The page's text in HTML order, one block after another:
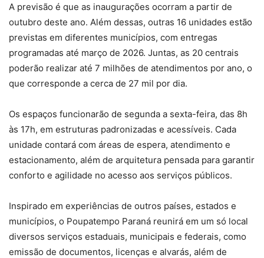
A previsão é que as inaugurações ocorram a partir de
outubro deste ano. Além dessas, outras 16 unidades estão
previstas em diferentes municípios, com entregas
programadas até março de 2026. Juntas, as 20 centrais
poderão realizar até 7 milhões de atendimentos por ano, o
que corresponde a cerca de 27 mil por dia.
Os espaços funcionarão de segunda a sexta-feira, das 8h
às 17h, em estruturas padronizadas e acessíveis. Cada
unidade contará com áreas de espera, atendimento e
estacionamento, além de arquitetura pensada para garantir
conforto e agilidade no acesso aos serviços públicos.
Inspirado em experiências de outros países, estados e
municípios, o Poupatempo Paraná reunirá em um só local
diversos serviços estaduais, municipais e federais, como
emissão de documentos, licenças e alvarás, além de